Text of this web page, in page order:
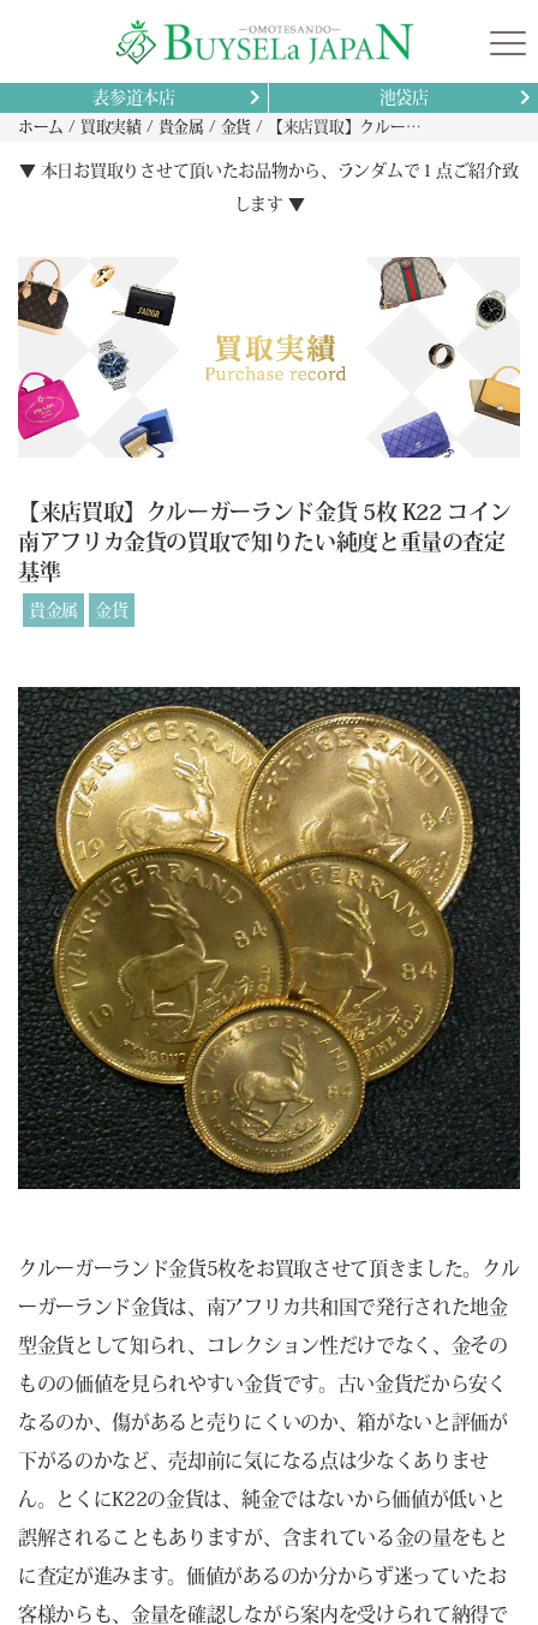
表参道本店 池袋店
ホーム 買取実績 貴金属 金貨 【来店買取】クルーガーランド金貨 5枚 K22 コイン 南アフリカ金貨の買取で知りたい純度と重量の査定基準
▼ 本日お買取りさせて頂いたお品物から、ランダムで１点ご紹介致
します ▼
【来店買取】クルーガーランド金貨 5枚 K22 コイン
南アフリカ金貨の買取で知りたい純度と重量の査定
基準
貴金属 金貨
クルーガーランド金貨5枚をお買取させて頂きました。クル
ーガーランド金貨は、南アフリカ共和国で発行された地金
型金貨として知られ、コレクション性だけでなく、金その
ものの価値を見られやすい金貨です。古い金貨だから安く
なるのか、傷があると売りにくいのか、箱がないと評価が
下がるのかなど、売却前に気になる点は少なくありませ
ん。とくにK22の金貨は、純金ではないから価値が低いと
誤解されることもありますが、含まれている金の量をもと
に査定が進みます。価値があるのか分からず迷っていたお
客様からも、金量を確認しながら案内を受けられて納得で